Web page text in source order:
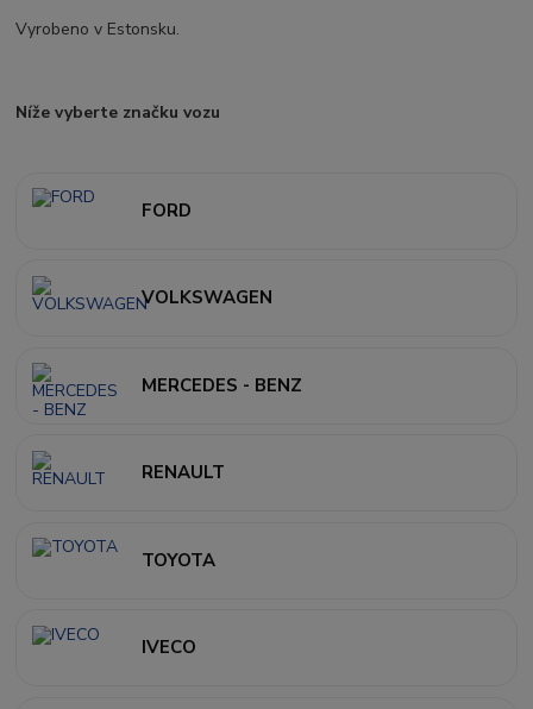
Vyrobeno v Estonsku.
Níže vyberte značku vozu
FORD
VOLKSWAGEN
MERCEDES - BENZ
RENAULT
TOYOTA
IVECO